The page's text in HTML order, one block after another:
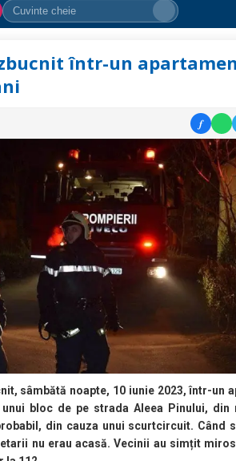
într-un
f
sâmbătă noapte, 10 iunie 2023, într-un
bloc de pe strada Aleea Pinului, din
din cauza unui scurtcircuit. Când
nu erau acasă. Vecinii au simțit